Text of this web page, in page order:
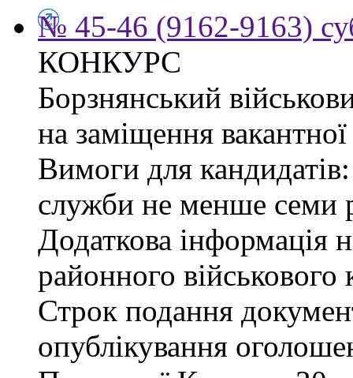
№ 45-46 (9162-9163)
КОНКУРС
Борзнянський
на заміщення
Вимоги для
служби не менше семи
Додаткова інформація
районного військового
Строк подання
опублікування